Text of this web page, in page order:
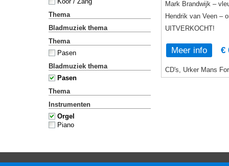
Thema
Bladmuziek thema
Thema
Pasen
Bladmuziek thema
Pasen
Thema
Instrumenten
Orgel
Piano
Mark Brandwijk –
Hendrik van Veen –
UITVERKOCHT!
Meer info €
CD's, Urker Mans